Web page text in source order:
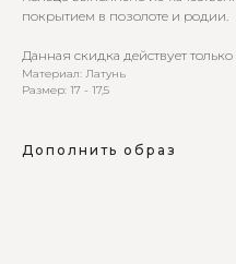
покрытием в позолоте и родии.
Данная скидка действует
Материал: Латунь
Размер: 17 - 17,5
Дополнить образ